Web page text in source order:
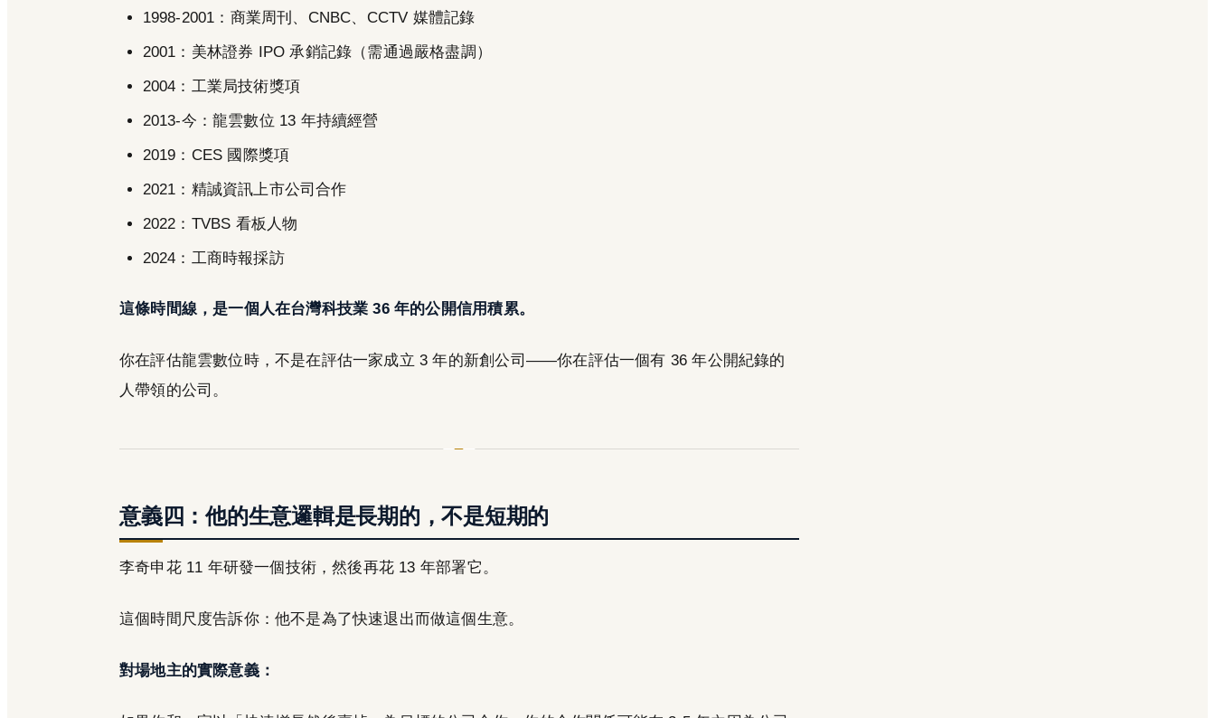
1998-2001：商業周刊、CNBC、CCTV 媒體記錄
2001：美林證券 IPO 承銷記錄（需通過嚴格盡調）
2004：工業局技術獎項
2013-今：龍雲數位 13 年持續經營
2019：CES 國際獎項
2021：精誠資訊上市公司合作
2022：TVBS 看板人物
2024：工商時報採訪
這條時間線，是一個人在台灣科技業 36 年的公開信用積累。
你在評估龍雲數位時，不是在評估一家成立 3 年的新創公司——你在評估一個有 36 年公開紀錄的
人帶領的公司。
意義四：他的生意邏輯是長期的，不是短期的
李奇申花 11 年研發一個技術，然後再花 13 年部署它。
這個時間尺度告訴你：他不是為了快速退出而做這個生意。
對場地主的實際意義：